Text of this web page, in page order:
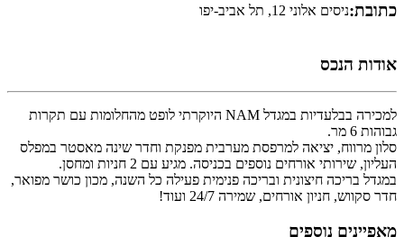
כתובת:ניסים אלוני 12, תל אביב-יפו
אודות הנכס
למכירה בבלעדיות במגדל NAM היוקרתי לופט מהחלומות עם תקרות
גבוהות 6 מר.
סלון מרווח, יציאה למרפסת מערבית מפנקת וחדר שינה מאסטר במפלס
העליון, שירותי אורחים נוספים בכניסה. מגיע עם 2 חניות ומחסן.
במגדל בריכה חיצונית ובריכה פנימית פעילה כל השנה, מכון כושר מפואר,
חדר סקווש, חניון אורחים, שמירה 24/7 ועוד!
מאפיינים נוספים